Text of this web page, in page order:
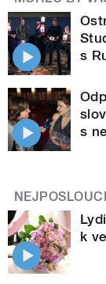
s
s
k